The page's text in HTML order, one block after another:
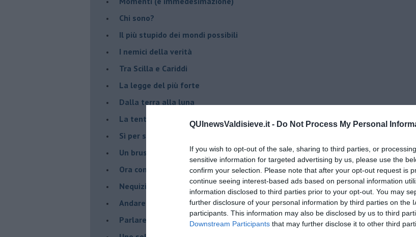
QUInewsValdisieve.it - Do Not Process My Personal
If you wish to opt-out of the sale, sharing to third parties, or
sensitive information for targeted advertising by us, please use the
confirm your selection. Please note that after your opt-out request is
continue seeing interest-based ads based on personal information
information disclosed to third parties prior to your opt-out. You may
further disclosure of your personal information by third parties on the
participants. This information may also be disclosed by us to third
Downstream Participants that may further disclose it to other third
Chi sono?
Il più stupido dei mondi possibili
I nemici della verità
Tra Scilla e Cariddi
La legge del più forte
Dalla terra alla luna
La tentazione
​Sì per sempre? O no al momento?
Un brusco risveglio
Ora come allora
Nequizia
Andare oltre lo specchio
Parlare con la televisione